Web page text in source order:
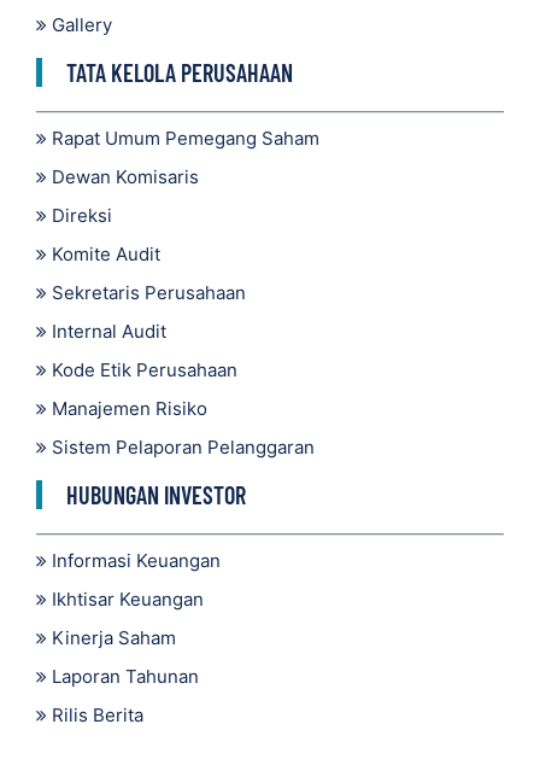
Gallery
TATA KELOLA PERUSAHAAN
Rapat Umum Pemegang Saham
Dewan Komisaris
Direksi
Komite Audit
Sekretaris Perusahaan
Internal Audit
Kode Etik Perusahaan
Manajemen Risiko
Sistem Pelaporan Pelanggaran
HUBUNGAN INVESTOR
Informasi Keuangan
Ikhtisar Keuangan
Kinerja Saham
Laporan Tahunan
Rilis Berita